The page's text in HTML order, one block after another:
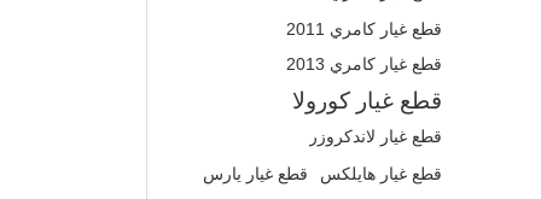
قطع غيار كامري 2011
قطع غيار كامري 2013
قطع غيار كورولا
قطع غيار لاندكروزر
قطع غيار هايلكس قطع غيار يارس